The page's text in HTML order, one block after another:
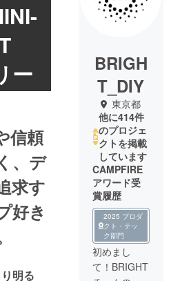
ー
信頼
、デ
求す
好き
明る
BRIGH
T_DIY
東京都
他に414件
のプロジェ
クトを掲載
しています
CAMPFIRE
アワード受
賞履歴
2025 プロダ
クト・テッ
ク部門
初めまし
て！BRIGHT